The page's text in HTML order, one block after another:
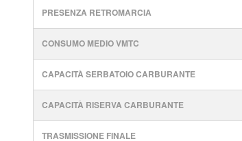
PRESENZA RETROMARCIA
CONSUMO MEDIO VMTC
CAPACITÀ SERBATOIO CARBURANTE
CAPACITÀ RISERVA CARBURANTE
TRASMISSIONE FINALE